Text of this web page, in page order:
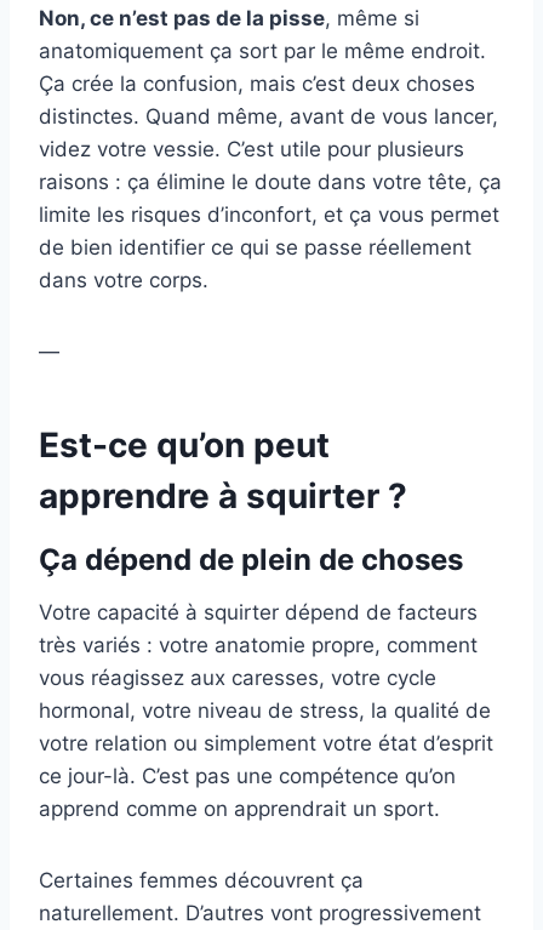
Non, ce n’est pas de la pisse, même si
anatomiquement ça sort par le même endroit.
Ça crée la confusion, mais c’est deux choses
distinctes. Quand même, avant de vous lancer,
videz votre vessie. C’est utile pour plusieurs
raisons : ça élimine le doute dans votre tête, ça
limite les risques d’inconfort, et ça vous permet
de bien identifier ce qui se passe réellement
dans votre corps.
—
Est-ce qu’on peut
apprendre à squirter ?
Ça dépend de plein de choses
Votre capacité à squirter dépend de facteurs
très variés : votre anatomie propre, comment
vous réagissez aux caresses, votre cycle
hormonal, votre niveau de stress, la qualité de
votre relation ou simplement votre état d’esprit
ce jour-là. C’est pas une compétence qu’on
apprend comme on apprendrait un sport.
Certaines femmes découvrent ça
naturellement. D’autres vont progressivement